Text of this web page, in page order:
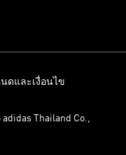
ดและเงื่อนไข
adidas Thailand Co.,